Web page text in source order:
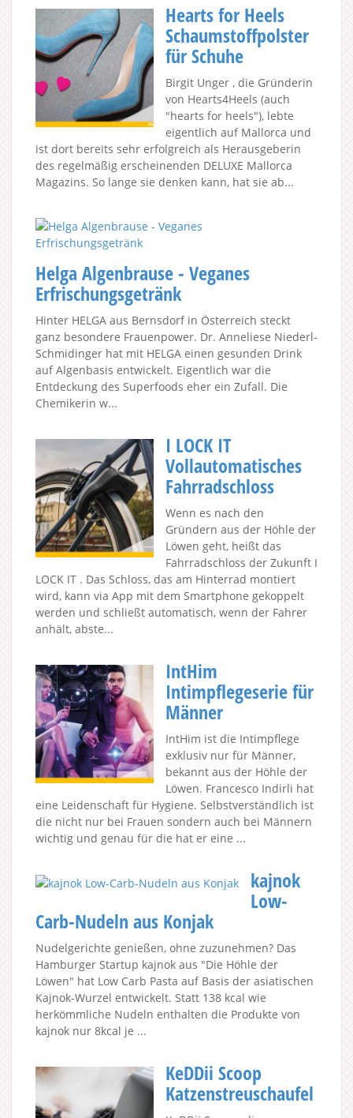
Hearts for Heels
Schaumstoffpolster
für Schuhe
Birgit Unger , die Gründerin
von Hearts4Heels (auch
"hearts for heels"), lebte
eigentlich auf Mallorca und
ist dort bereits sehr erfolgreich als Herausgeberin
des regelmäßig erscheinenden DELUXE Mallorca
Magazins. So lange sie denken kann, hat sie ab...
Helga Algenbrause - Veganes
Erfrischungsgetränk
Hinter HELGA aus Bernsdorf in Österreich steckt
ganz besondere Frauenpower. Dr. Anneliese Niederl-
Schmidinger hat mit HELGA einen gesunden Drink
auf Algenbasis entwickelt. Eigentlich war die
Entdeckung des Superfoods eher ein Zufall. Die
Chemikerin w...
I LOCK IT
Vollautomatisches
Fahrradschloss
Wenn es nach den
Gründern aus der Höhle der
Löwen geht, heißt das
Fahrradschloss der Zukunft I
LOCK IT . Das Schloss, das am Hinterrad montiert
wird, kann via App mit dem Smartphone gekoppelt
werden und schließt automatisch, wenn der Fahrer
anhält, abste...
IntHim
Intimpflegeserie für
Männer
IntHim ist die Intimpflege
exklusiv nur für Männer,
bekannt aus der Höhle der
Löwen. Francesco Indirli hat
eine Leidenschaft für Hygiene. Selbstverständlich ist
die nicht nur bei Frauen sondern auch bei Männern
wichtig und genau für die hat er eine ...
kajnok
Low-
Carb-Nudeln aus Konjak
Nudelgerichte genießen, ohne zuzunehmen? Das
Hamburger Startup kajnok aus "Die Höhle der
Löwen" hat Low Carb Pasta auf Basis der asiatischen
Kajnok-Wurzel entwickelt. Statt 138 kcal wie
herkömmliche Nudeln enthalten die Produkte von
kajnok nur 8kcal je ...
KeDDii Scoop
Katzenstreuschaufel